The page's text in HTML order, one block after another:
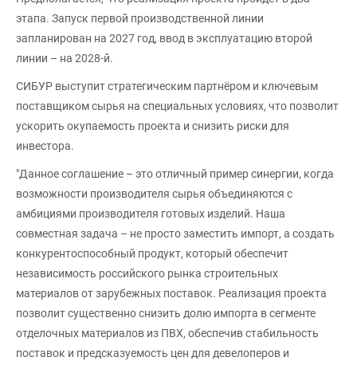
этапа. Запуск первой производственной линии
запланирован на 2027 год, ввод в эксплуатацию второй
линии – на 2028-й.
СИБУР выступит стратегическим партнёром и ключевым
поставщиком сырья на специальных условиях, что позволит
ускорить окупаемость проекта и снизить риски для
инвестора.
"Данное соглашение – это отличный пример синергии, когда
возможности производителя сырья объединяются с
амбициями производителя готовых изделий. Наша
совместная задача – не просто заместить импорт, а создать
конкурентоспособный продукт, который обеспечит
независимость российского рынка строительных
материалов от зарубежных поставок. Реализация проекта
позволит существенно снизить долю импорта в сегменте
отделочных материалов из ПВХ, обеспечив стабильность
поставок и предсказуемость цен для девелоперов и